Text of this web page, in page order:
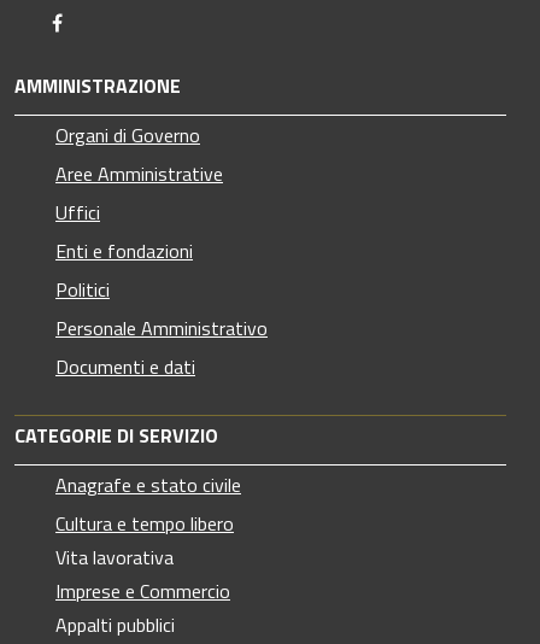
AMMINISTRAZIONE
Organi di Governo
Aree Amministrative
Uffici
Enti e fondazioni
Politici
Personale Amministrativo
Documenti e dati
CATEGORIE DI SERVIZIO
Anagrafe e stato civile
Cultura e tempo libero
Vita lavorativa
Imprese e Commercio
Appalti pubblici